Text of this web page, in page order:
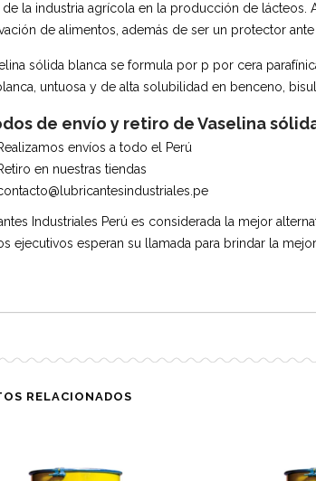
la industria agrícola en la producción de lácteos.
de alimentos, además de ser un protector
sólida blanca se formula por p por cera
untuosa y de alta solubilidad en benceno,
de envío y retiro de Vaselina
envíos a todo el Perú
en nuestras tiendas
Industriales Perú es considerada la mejor
ejecutivos esperan su llamada para brindar la
RELACIONADOS